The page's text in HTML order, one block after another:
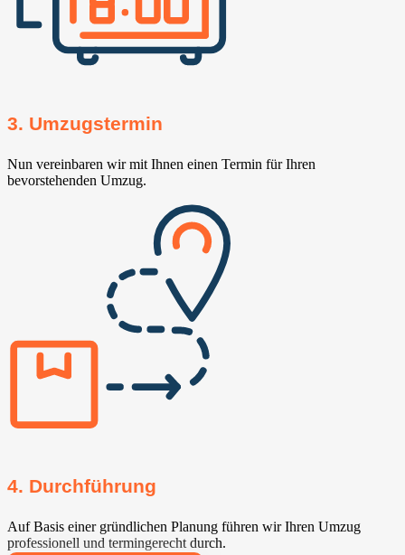
3. Umzugstermin
Nun vereinbaren wir mit Ihnen einen Termin für Ihren
bevorstehenden Umzug.
4. Durchführung
Auf Basis einer gründlichen Planung führen wir Ihren Umzug
professionell und termingerecht durch.